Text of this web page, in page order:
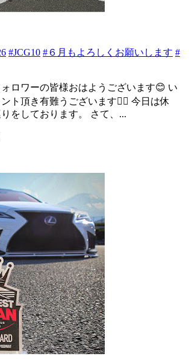
#JCG10 #６月もよろしくお願いします #
ロワーの皆様おはようございます😊 い
ト頂き有難うございます🙇‍♀️ 今日は休
をしております。 さて、...